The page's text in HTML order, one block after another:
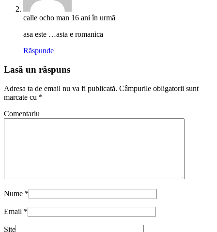
calle ocho man 16 ani în urmă
asa este …asta e romanica
Răspunde
Lasă un răspuns
Adresa ta de email nu va fi publicată. Câmpurile obligatorii sunt
marcate cu *
Comentariu
Nume *
Email *
Site